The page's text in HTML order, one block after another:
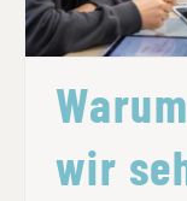
wir